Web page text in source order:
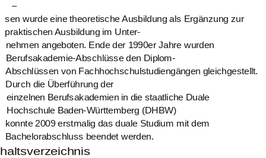
–
sen wurde eine theoretische Ausbildung als Ergänzung zur
praktischen Ausbildung im Unter-
nehmen angeboten. Ende der 1990er Jahre wurden
Berufsakademie-Abschlüsse den Diplom-
Abschlüssen von Fachhochschulstudiengängen gleichgestellt.
Durch die Überführung der
einzelnen Berufsakademien in die staatliche Duale
Hochschule Baden-Württemberg (DHBW)
konnte 2009 erstmalig das duale Studium mit dem
Bachelorabschluss beendet werden.